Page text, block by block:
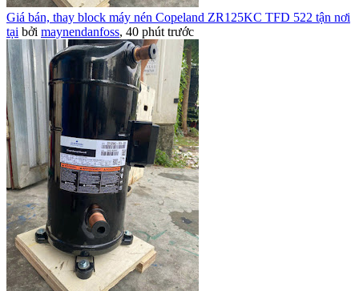
Giá bán, thay block máy nén Copeland ZR125KC TFD 522 tận nơi
tại bởi maynendanfoss, 40 phút trước